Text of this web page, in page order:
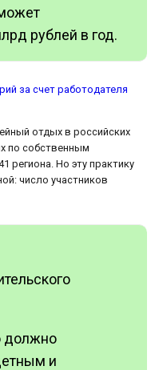
рублей в год.
за счет работодателя
отдых в российских
по собственным
региона. Но эту практику
число участников
должно
и